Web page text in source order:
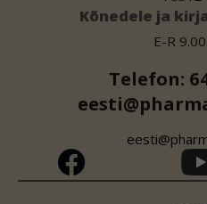
Kõnedele ja
E-R
Telefon: